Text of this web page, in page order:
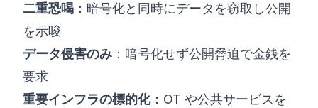
二重恐喝 ：暗号化と同時にデータを窃取し公開
を示唆
データ侵害のみ ：暗号化せず公開脅迫で金銭を
要求
重要インフラの標的化：OT や公共サービスを